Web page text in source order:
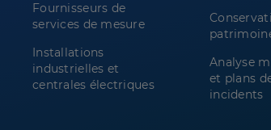
Fournisseurs de
services de mesure
Installations
industrielles et
centrales électriques
Analyse
et plans
incidents